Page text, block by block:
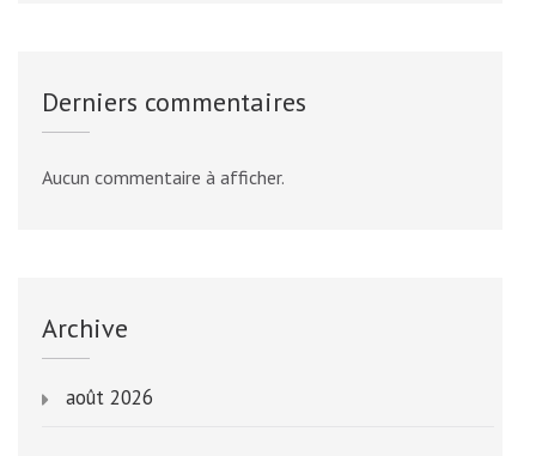
Derniers commentaires
Aucun commentaire à afficher.
Archive
août 2026